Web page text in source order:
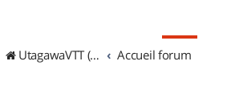
UtagawaVTT (Randos VTT et VTTAE avec traces GPS) Accueil forum